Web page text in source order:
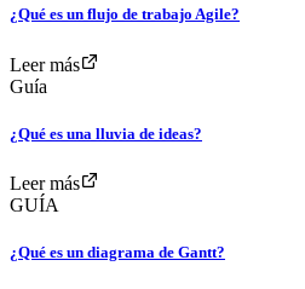
¿Qué es un flujo de trabajo Agile?
Leer más
Guía
¿Qué es una lluvia de ideas?
Leer más
GUÍA
¿Qué es un diagrama de Gantt?